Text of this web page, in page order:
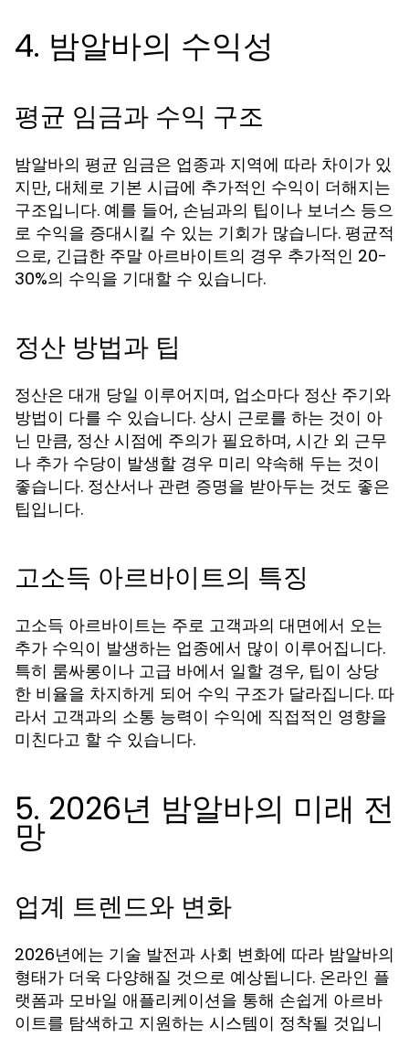
4. 밤알바의 수익성
평균 임금과 수익 구조
밤알바의 평균 임금은 업종과 지역에 따라 차이가 있
지만, 대체로 기본 시급에 추가적인 수익이 더해지는
구조입니다. 예를 들어, 손님과의 팁이나 보너스 등으
로 수익을 증대시킬 수 있는 기회가 많습니다. 평균적
으로, 긴급한 주말 아르바이트의 경우 추가적인 20-
30%의 수익을 기대할 수 있습니다.
정산 방법과 팁
정산은 대개 당일 이루어지며, 업소마다 정산 주기와
방법이 다를 수 있습니다. 상시 근로를 하는 것이 아
닌 만큼, 정산 시점에 주의가 필요하며, 시간 외 근무
나 추가 수당이 발생할 경우 미리 약속해 두는 것이
좋습니다. 정산서나 관련 증명을 받아두는 것도 좋은
팁입니다.
고소득 아르바이트의 특징
고소득 아르바이트는 주로 고객과의 대면에서 오는
추가 수익이 발생하는 업종에서 많이 이루어집니다.
특히 룸싸롱이나 고급 바에서 일할 경우, 팁이 상당
한 비율을 차지하게 되어 수익 구조가 달라집니다. 따
라서 고객과의 소통 능력이 수익에 직접적인 영향을
미친다고 할 수 있습니다.
5. 2026년 밤알바의 미래 전
망
업계 트렌드와 변화
2026년에는 기술 발전과 사회 변화에 따라 밤알바의
형태가 더욱 다양해질 것으로 예상됩니다. 온라인 플
랫폼과 모바일 애플리케이션을 통해 손쉽게 아르바
이트를 탐색하고 지원하는 시스템이 정착될 것입니